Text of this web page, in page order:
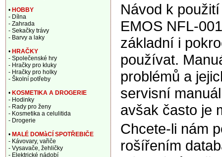
Návod k
EMOS NFL-
základní i
používat.
problémů a
servisní
avšak často je
Chcete-li nám
rošířením
• HOBBY
- Dílna
- Zahrada
- Sekačky trávy
- Barvy a laky
• HRAČKY
- Společenské hry
- Hračky pro kluky
- Hračky pro holky
- Školní potřeby
• KOSMETIKA A DROGERIE
- Hodinky
- Rady pro ženy
- Kosmetika a celulitida
- Drogerie
• MALÉ DOMàCÍ SPOTŘEBIČE
- Kávovary, vařiče
- Vysavače, žehličky
- Elektrické nádobí